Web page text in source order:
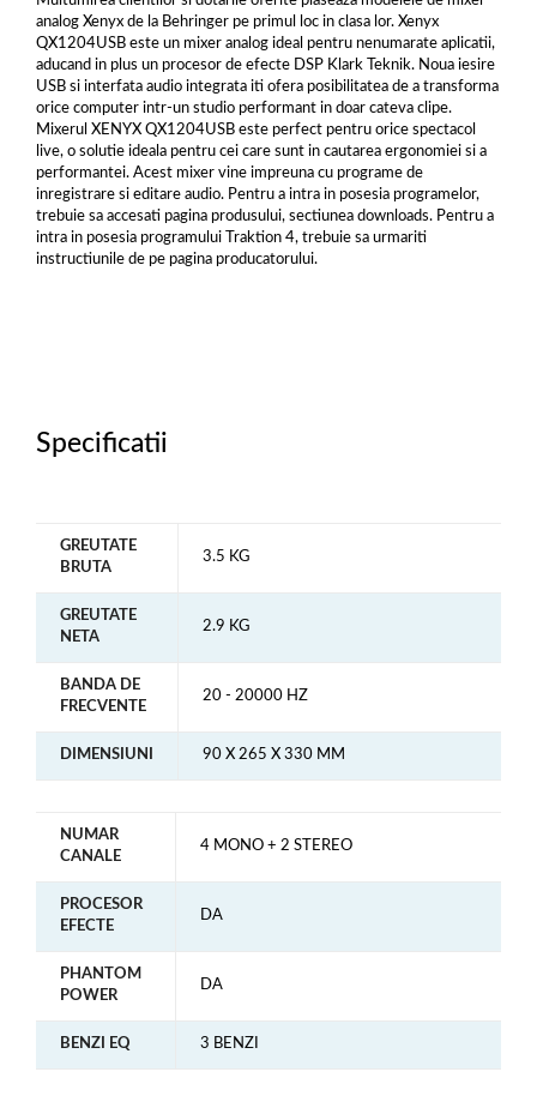
analog Xenyx de la Behringer pe primul loc in clasa lor. Xenyx
QX1204USB este un mixer analog ideal pentru nenumarate aplicatii,
aducand in plus un procesor de efecte DSP Klark Teknik. Noua iesire
USB si interfata audio integrata iti ofera posibilitatea de a transforma
orice computer intr-un studio performant in doar cateva clipe.
Mixerul XENYX QX1204USB este perfect pentru orice spectacol
live, o solutie ideala pentru cei care sunt in cautarea ergonomiei si a
performantei. Acest mixer vine impreuna cu programe de
inregistrare si editare audio. Pentru a intra in posesia programelor,
trebuie sa accesati pagina produsului, sectiunea downloads. Pentru a
intra in posesia programului Traktion 4, trebuie sa urmariti
instructiunile de pe pagina producatorului.
Specificatii
GREUTATE
BRUTA
3.5 KG
GREUTATE
NETA
2.9 KG
BANDA DE
FRECVENTE
20 - 20000 HZ
DIMENSIUNI 90 X 265 X 330 MM
NUMAR
CANALE
4 MONO + 2 STEREO
PROCESOR
EFECTE
DA
PHANTOM
POWER
DA
BENZI EQ 3 BENZI